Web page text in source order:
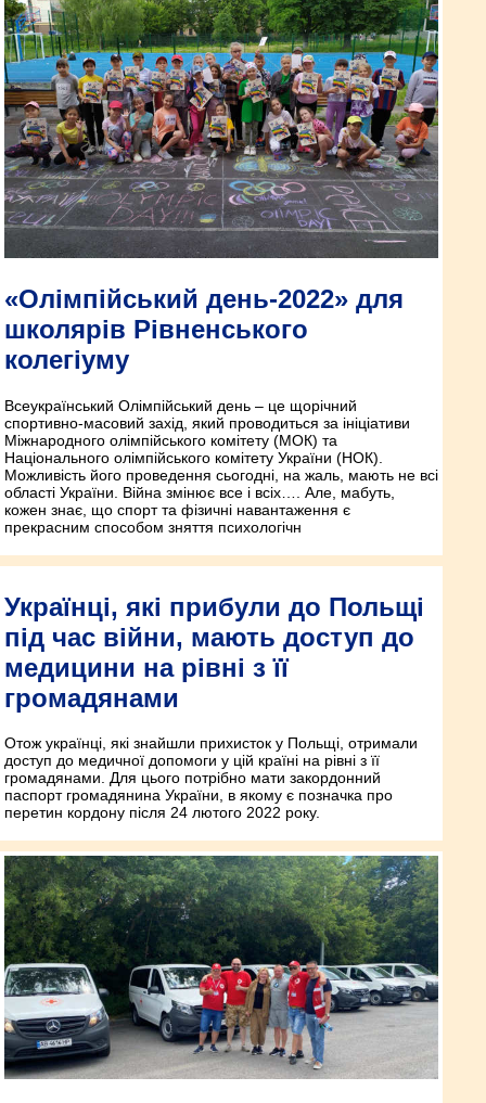
«Олімпійський день-2022» для
школярів Рівненського
колегіуму
Всеукраїнський Олімпійський день – це щорічний
спортивно-масовий захід, який проводиться за ініціативи
Міжнародного олімпійського комітету (МОК) та
Національного олімпійського комітету України (НОК).
Можливість його проведення сьогодні, на жаль, мають не всі
області України. Війна змінює все і всіх…. Але, мабуть,
кожен знає, що спорт та фізичні навантаження є
прекрасним способом зняття психологічн
Українці, які прибули до Польщі
під час війни, мають доступ до
медицини на рівні з її
громадянами
Отож українці, які знайшли прихисток у Польщі, отримали
доступ до медичної допомоги у цій країні на рівні з її
громадянами. Для цього потрібно мати закордонний
паспорт громадянина України, в якому є позначка про
перетин кордону після 24 лютого 2022 року.